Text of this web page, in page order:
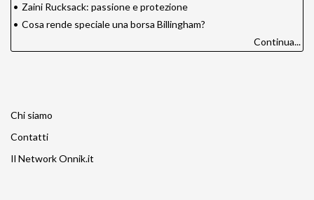
• Zaini Rucksack: passione e protezione
• Cosa rende speciale una borsa Billingham?
Continua...
Chi siamo
Contatti
Il Network Onnik.it